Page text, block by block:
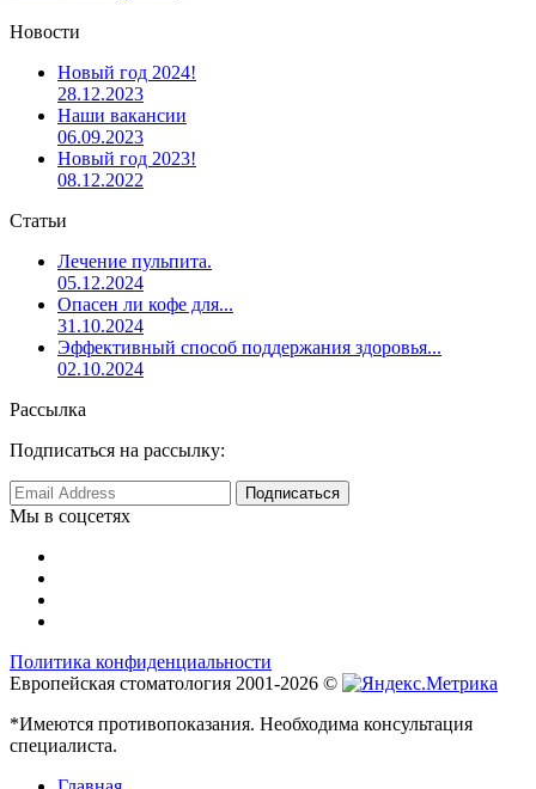
Новости
Новый год 2024!
28.12.2023
Наши вакансии
06.09.2023
Новый год 2023!
08.12.2022
Статьи
Лечение пульпита.
05.12.2024
Опасен ли кофе для...
31.10.2024
Эффективный способ поддержания здоровья...
02.10.2024
Рассылка
Подписаться на рассылку:
Мы в соцсетях
Политика конфиденциальности
Европейская стоматология 2001-2026 ©
*Имеются противопоказания. Необходима консультация
специалиста.